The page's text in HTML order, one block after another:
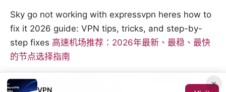
Sky go not working with expressvpn heres how to
fix it 2026 guide: VPN tips, tricks, and step-by-
step fixes 高速机场推荐：2026年最新、最稳、最快
的节点选择指南
六尺巷vpn ios 使用指南：在 iOS 上实现隐私保护、跨×
VPN